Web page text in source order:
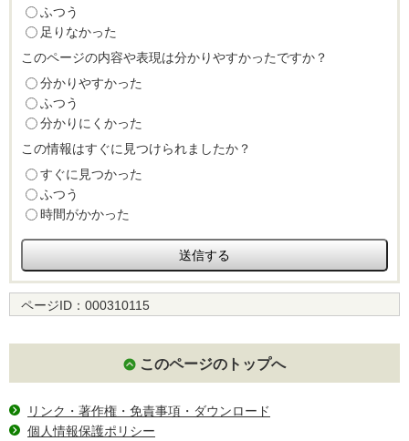
ふつう
足りなかった
このページの内容や表現は分かりやすかったですか？
分かりやすかった
ふつう
分かりにくかった
この情報はすぐに見つけられましたか？
すぐに見つかった
ふつう
時間がかかった
ページID： 000310115
このページのトップへ
リンク・著作権・免責事項・ダウンロード
個人情報保護ポリシー